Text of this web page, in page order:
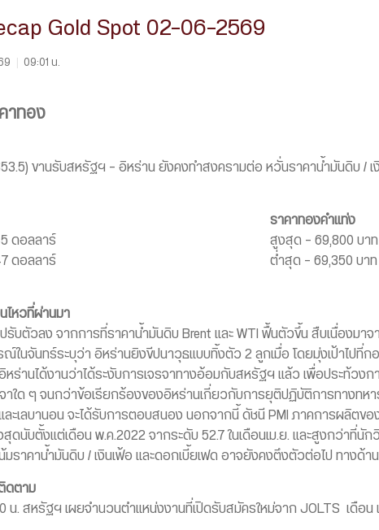
Gold Spot 02-06-2569
09:01 น.
าทอง
ขานรับสหรัฐฯ – อิหร่าน ยังคงทำสงครามต่อ หวั่นราคาน้ำมันดิบ / เ
ดอลลาร์
ดอลลาร์
ราคาทองคำแท่ง
สูงสุด – 69,800 บาท
ต่ำสุด – 69,350 บาท
ไหวที่ผ่านมา
รับตัวลง จากการที่ราคาน้ำมันดิบ Brent และ WTI ฟื้นตัวขึ้น สืบเนื่องมา
ในจันทร์ระบุว่า อิหร่านยิงขีปนาวุธแบบทิ้งตัว 2 ลูกเมื่อ โดยมุ่งเป้าไปที่ก
ร่านได้งานว่าได้ระงับการเจรจาทางอ้อมกับสหรัฐฯ แล้ว เพื่อประท้วงก
จาใด ๆ จนกว่าข้อเรียกร้องของอิหร่านเกี่ยวกับการยุติปฏิบัติการทางทห
ละเลบานอน จะได้รับการตอบสนอง นอกจากนี้ ดัชนี PMI ภาคการผลิตข
สุดนับตั้งแต่เดือน พ.ค.2022 จากระดับ 52.7 ในเดือนเม.ย. และสูงกว่าที่นั
มราคาน้ำมันดิบ / เงินเฟ้อ และดอกเบี้ยเฟด อาจยังคงตึงตัวต่อไป ทางด้
ดตาม
น. สหรัฐฯ เผยจำนวนตำแหน่งงานที่เปิดรับสมัครใหม่จาก JOLTS เดือน